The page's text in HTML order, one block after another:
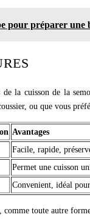
pour préparer une
la cuisson de la
ou que vous
Avantages
Facile, rapide,
Permet une cuisson
Convenient, idéal
toute autre